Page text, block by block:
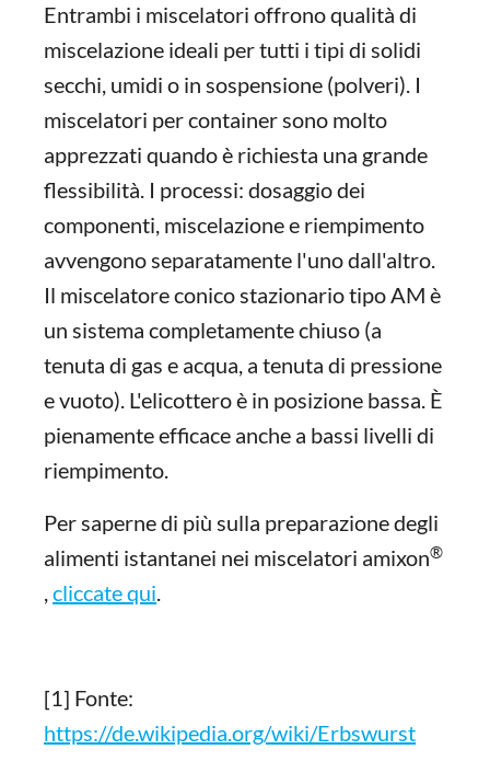
Entrambi i miscelatori offrono qualità di
miscelazione ideali per tutti i tipi di solidi
secchi, umidi o in sospensione (polveri). I
miscelatori per container sono molto
apprezzati quando è richiesta una grande
flessibilità. I processi: dosaggio dei
componenti, miscelazione e riempimento
avvengono separatamente l'uno dall'altro.
Il miscelatore conico stazionario tipo AM è
un sistema completamente chiuso (a
tenuta di gas e acqua, a tenuta di pressione
e vuoto). L'elicottero è in posizione bassa. È
pienamente efficace anche a bassi livelli di
riempimento.
Per saperne di più sulla preparazione degli
alimenti istantanei nei miscelatori amixon®
,cliccate qui.
[1] Fonte:
https://de.wikipedia.org/wiki/Erbswurst